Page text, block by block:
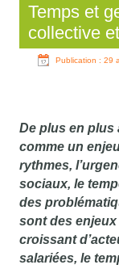
Temps et
collective
Publication : 29
De plus en plus
comme un
rythmes,
sociaux, le
des
sont des
croissant
salariées, le